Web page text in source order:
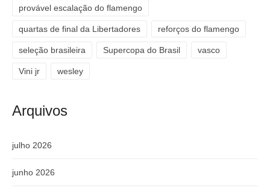
provável escalação do flamengo
quartas de final da Libertadores reforços do flamengo
seleção brasileira Supercopa do Brasil vasco
Vini jr wesley
Arquivos
julho 2026
junho 2026